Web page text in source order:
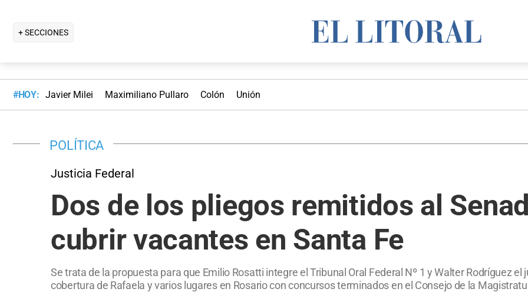
+ SECCIONES
#HOY: Javier Milei Maximiliano Pullaro Colón Unión
POLÍTICA
Justicia Federal
Dos de los pliegos remitidos al
cubrir vacantes en Santa Fe
Se trata de la propuesta para que Emilio Rosatti integre el Tribunal Oral Federal Nº 1 y Walter Rodríguez
cobertura de Rafaela y varios lugares en Rosario con concursos terminados en el Consejo de la